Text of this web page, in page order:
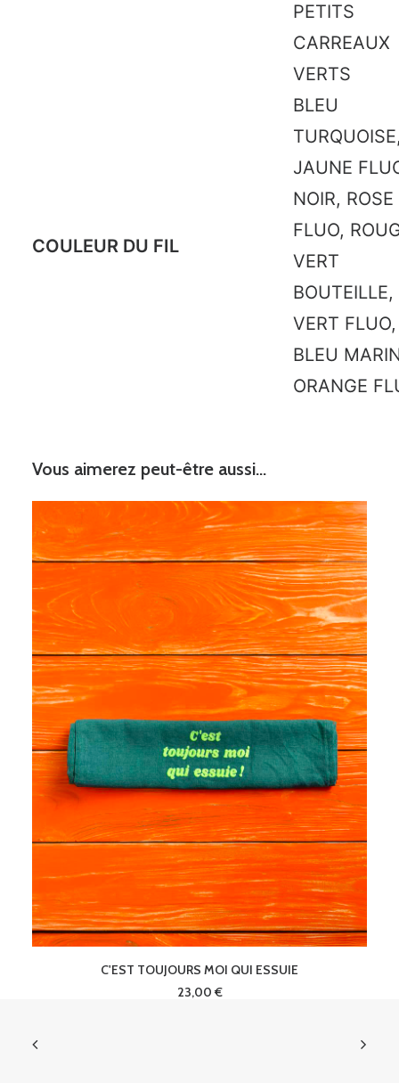
PETITS
CARREAUX
VERTS
COULEUR DU FIL
BLEU
JAUNE
NOIR, ROSE
FLUO,
VERT
BOUTEILLE,
VERT FLUO,
BLEU
ORANGE
Vous aimerez peut-être aussi…
AJOUTER AU PANIER
C'EST TOUJOURS MOI QUI ESSUIE
23,00 €